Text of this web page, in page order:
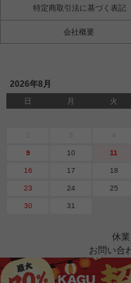
特定商取引法に基づく表記
会社概要
2026年8月
日 月 火
9 10 11
16 17 18
23 24 25
30 31
休
お問い合